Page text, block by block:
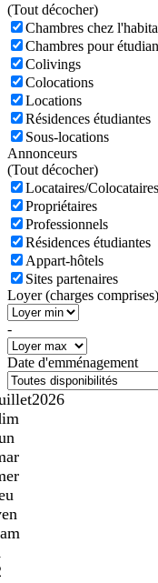
(Tout décocher)
Chambres chez
Chambres pour
Colivings
Colocations
Locations
Résidences étudiantes
Sous-locations
Annonceurs
(Tout décocher)
Locataires/Colocataires
Propriétaires
Professionnels
Résidences étudiantes
Appart-hôtels
Sites partenaires
Loyer (charges comprises)
-
Date d'emménagement
2026